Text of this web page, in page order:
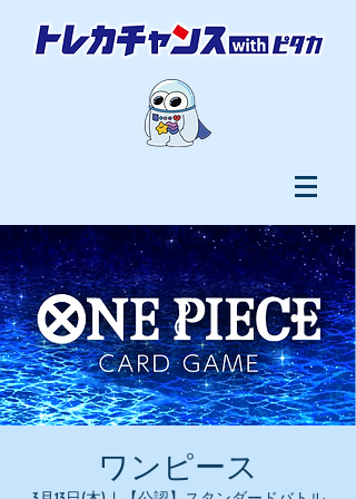
ワンピース